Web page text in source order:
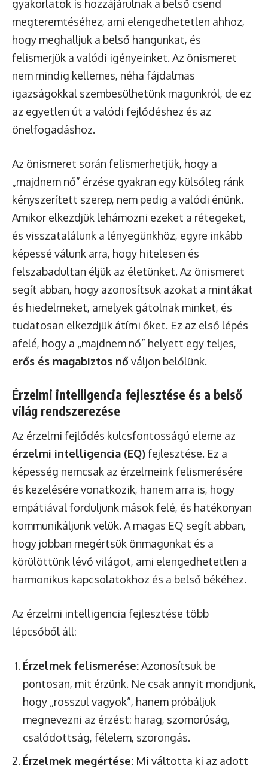
gyakorlatok is hozzájárulnak a belső csend
megteremtéséhez, ami elengedhetetlen ahhoz,
hogy meghalljuk a belső hangunkat, és
felismerjük a valódi igényeinket. Az önismeret
nem mindig kellemes, néha fájdalmas
igazságokkal szembesülhetünk magunkról, de ez
az egyetlen út a valódi fejlődéshez és az
önelfogadáshoz.
Az önismeret során felismerhetjük, hogy a
„majdnem nő” érzése gyakran egy külsőleg ránk
kényszerített szerep, nem pedig a valódi énünk.
Amikor elkezdjük lehámozni ezeket a rétegeket,
és visszatalálunk a lényegünkhöz, egyre inkább
képessé válunk arra, hogy hitelesen és
felszabadultan éljük az életünket. Az önismeret
segít abban, hogy azonosítsuk azokat a mintákat
és hiedelmeket, amelyek gátolnak minket, és
tudatosan elkezdjük átírni őket. Ez az első lépés
afelé, hogy a „majdnem nő” helyett egy teljes,
erős és magabiztos nő váljon belőlünk.
Érzelmi intelligencia fejlesztése és a belső
világ rendszerezése
Az érzelmi fejlődés kulcsfontosságú eleme az
érzelmi intelligencia (EQ)fejlesztése. Ez a
képesség nemcsak az érzelmeink felismerésére
és kezelésére vonatkozik, hanem arra is, hogy
empátiával forduljunk mások felé, és hatékonyan
kommunikáljunk velük. A magas EQ segít abban,
hogy jobban megértsük önmagunkat és a
körülöttünk lévő világot, ami elengedhetetlen a
harmonikus kapcsolatokhoz és a belső békéhez.
Az érzelmi intelligencia fejlesztése több
lépcsőből áll:
Érzelmek felismerése:Azonosítsuk be
pontosan, mit érzünk. Ne csak annyit mondjunk,
hogy „rosszul vagyok”, hanem próbáljuk
megnevezni az érzést: harag, szomorúság,
csalódottság, félelem, szorongás.
Érzelmek megértése: Mi váltotta ki az adott